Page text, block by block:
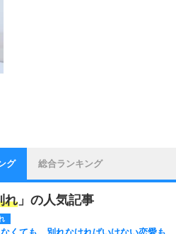
グ 総合ランキング
れ 」の人気記事